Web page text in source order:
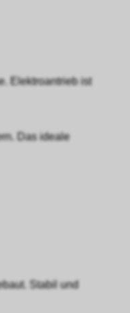
Elektroantrieb ist
Das ideale
Stabil und